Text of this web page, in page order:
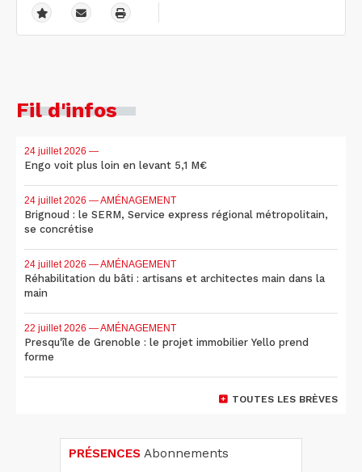
Fil d'infos
24 juillet 2026 —
Engo voit plus loin en levant 5,1 M€
24 juillet 2026 — AMÉNAGEMENT
Brignoud : le SERM, Service express régional métropolitain,
se concrétise
24 juillet 2026 — AMÉNAGEMENT
Réhabilitation du bâti : artisans et architectes main dans la
main
22 juillet 2026 — AMÉNAGEMENT
Presqu'île de Grenoble : le projet immobilier Yello prend
forme
TOUTES LES BRÈVES
PRÉSENCES Abonnements